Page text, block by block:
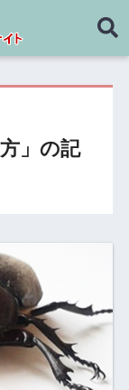
」の記